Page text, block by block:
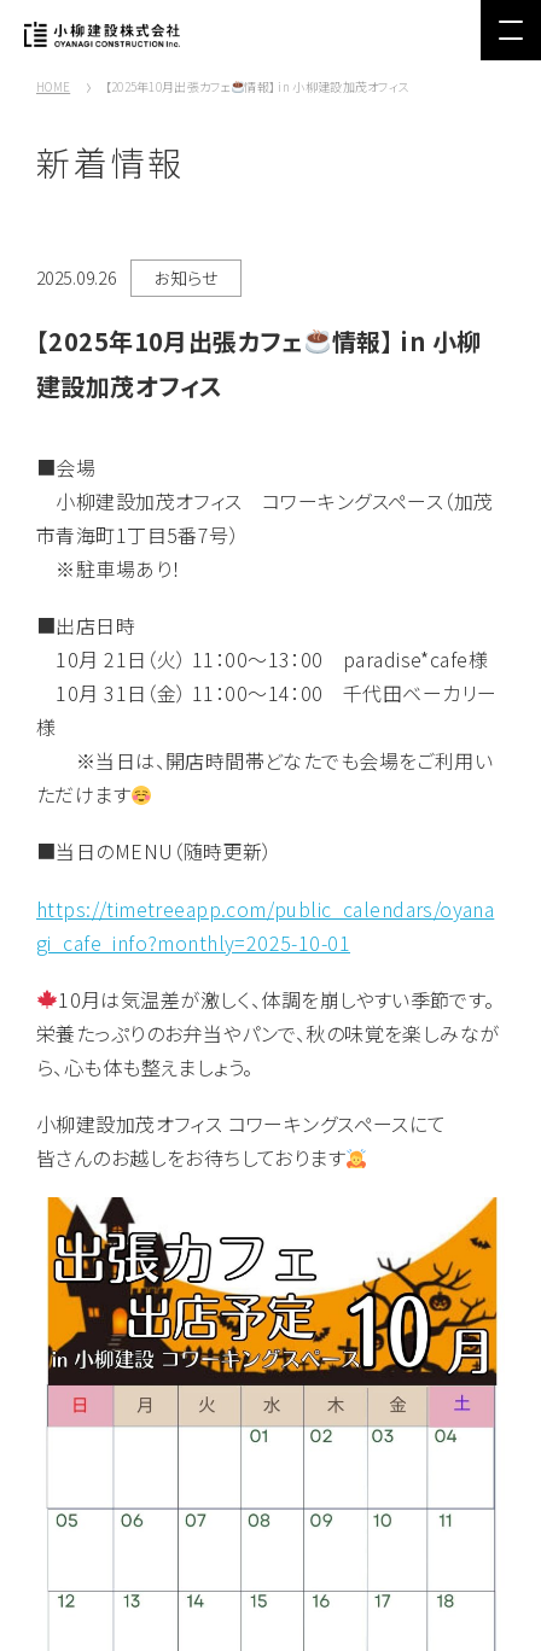
HOME 【2025年10月出張カフェ 情報】 in 小柳建設加茂オフィス
新着情報
2025.09.26 お知らせ
【2025年10月出張カフェ
情報】 in 小柳
建設加茂オフィス
■会場
小柳建設加茂オフィス コワーキングスペース（加茂
市青海町1丁目5番7号）
※駐車場あり！
■出店日時
10月 21日（火） 11：00～13：00 paradise*cafe様
10月 31日（金） 11：00～14：00 千代田ベーカリー
様
※当日は、開店時間帯どなたでも会場をご利用い
ただけます
■当日のMENU（随時更新）
https://timetreeapp.com/public_calendars/oyana
gi_cafe_info?monthly=2025-10-01
10月は気温差が激しく、体調を崩しやすい季節です。
栄養たっぷりのお弁当やパンで、秋の味覚を楽しみなが
ら、心も体も整えましょう。
小柳建設加茂オフィス コワーキングスペースにて
皆さんのお越しをお待ちしております